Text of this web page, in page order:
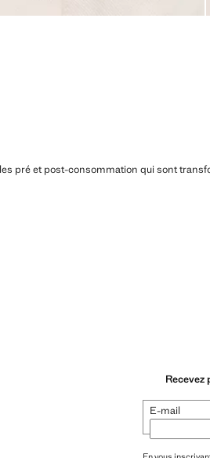
pré et post-consommation qui sont
Recevez
E-mail